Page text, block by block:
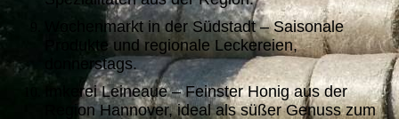
Wochenmarkt in der Südstadt – Saisonale
Produkte und regionale Leckereien,
donnerstags.
Imkerei Leineaue – Feinster Honig aus der
Region Hannover, ideal als süßer Genuss zum